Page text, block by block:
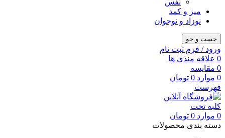
نفس
میز و کمد
نوزاد و نوجوان
جست و جو
ورود / فرم ثبت نام
0 علاقه مندی ها
0 مقایسه
0 موارد 0 تومان
فهرست
0 موارد 0 تومان
دسته بندی محصولات